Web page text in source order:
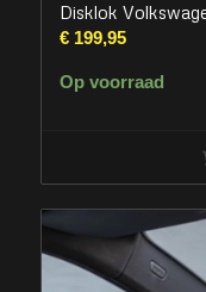
Disklok
€199,95
Op voorraad